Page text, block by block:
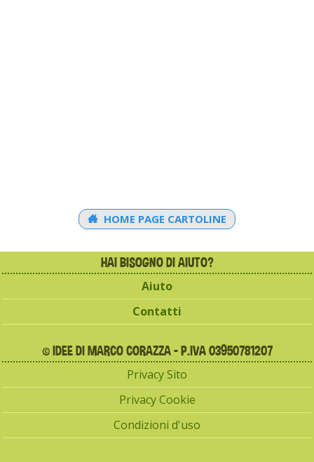
HOME PAGE CARTOLINE
HAI BISOGNO DI AIUTO?
Aiuto
Contatti
© IDEE DI MARCO CORAZZA - P.IVA 03950781207
Privacy Sito
Privacy Cookie
Condizioni d'uso